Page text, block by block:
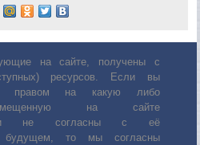
на сайте, получены с
ресурсов. Если вы
правом на какую либо
на сайте
согласны с её
будущем, то мы согласны